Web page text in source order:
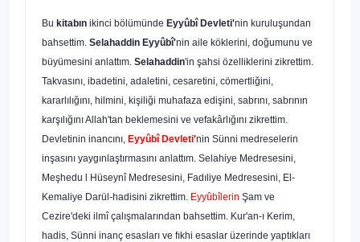
Bu kitabın ikinci bölümünde Eyyûbî Devleti'nin kuruluşundan
bahsettim. Se­lahaddin Eyyûbî'nin aile köklerini, doğumunu ve
büyümesini anlattım. Selahaddin'in şahsi özelliklerini zikrettim.
Takvasını, ibadetini, adaletini, cesaretini, cö­mertliğini,
kararlılığını, hilmini, kişiliği muhafaza edişini, sabrını, sabrının
karşılığı­nı Allah'tan beklemesini ve vefakârlığını zikrettim.
Devletinin inancını, Eyyûbî Devleti'nin Sünni medreselerin
inşasını yaygınlaştırmasını anlattım. Selahiye Med­resesini,
Meşhedu l Hüseynî Medresesini, Fadıliye Medresesini, El-
Kemaliye Darül-hadisini zikrettim. Eyyûbîlerin Şam ve
Cezire'deki ilmî çalışmalarından bahsettim. Kur'an-ı Kerim,
hadis, Sünni inanç esasları ve fıkhi esaslar üzerinde yaptıkları